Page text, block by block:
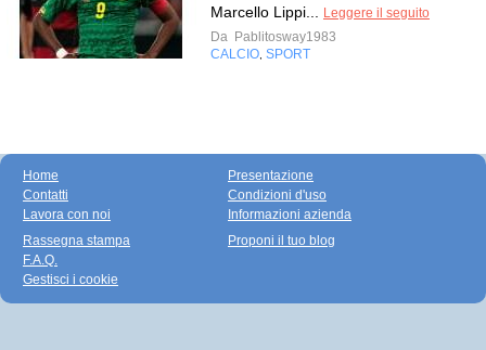
Marcello Lippi...
Leggere il seguito
Da Pablitosway1983
CALCIO SPORT
Home
Contatti
Lavora con noi
Presentazione
Condizioni d'uso
Informazioni azienda
Rassegna stampa
F.A.Q.
Gestisci i cookie
Proponi il tuo blog